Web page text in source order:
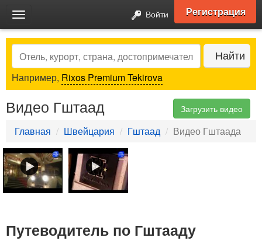
Toggle
navigation
Войти Регистрация
Search Найти
Например, Rixos Premium Tekirova
Видео Гштаад Загрузить видео
Главная Швейцария Гштаад Видео Гштаада
Путеводитель по Гштааду